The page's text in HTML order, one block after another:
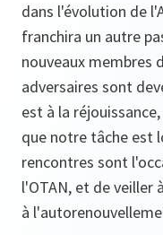
dans l'évolution de
franchira un autre
nouveaux membres
adversaires sont
est à la
que notre tâche est
rencontres sont
l'OTAN, et de veiller
à